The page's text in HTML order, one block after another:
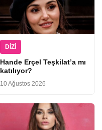
DIZI
Hande Erçel Teşkilat’a mı
katılıyor?
10 Ağustos 2026